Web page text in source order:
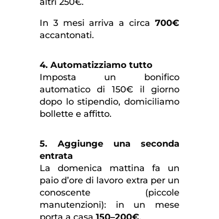
In 3 mesi arriva a circa700€
accantonati.
4. Automatizziamo tutto
Imposta un bonifico
automatico di 150€ il giorno
dopo lo stipendio, domiciliamo
bollette e affitto.
5. Aggiunge una seconda
entrata
La domenica mattina fa un
paio d’ore di lavoro extra per un
conoscente (piccole
manutenzioni): in un mese